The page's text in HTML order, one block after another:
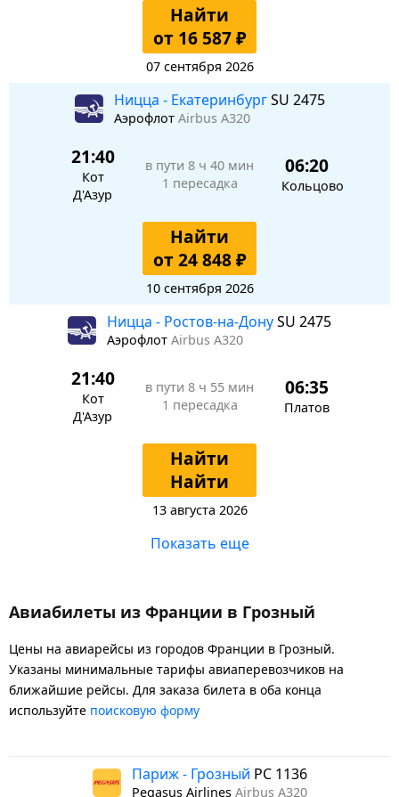
Найти
от 16 587 ₽
07 сентября 2026
Ницца - ЕкатеринбургSU 2475
Аэрофлот Airbus A320
21:40
Кот
Д'Азур
в пути 8 ч 40 мин
1 пересадка
06:20
Кольцово
Найти
от 24 848 ₽
10 сентября 2026
Ницца - Ростов-на-ДонуSU 2475
Аэрофлот Airbus A320
21:40
Кот
Д'Азур
в пути 8 ч 55 мин
1 пересадка
06:35
Платов
Найти
Найти
13 августа 2026
Показать еще
Авиабилеты из Франции в Грозный
Цены на авиарейсы из городов Франции в Грозный.
Указаны минимальные тарифы авиаперевозчиков на
ближайшие рейсы. Для заказа билета в оба конца
используйте поисковую форму
Париж - Грозный PC 1136
Pegasus Airlines Airbus A320